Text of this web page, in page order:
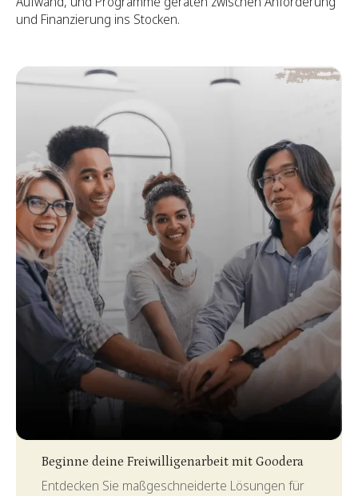
und Finanzierung ins Stocken.
Beginne deine Freiwilligenarbeit mit Goodera
Entdecken Sie maßgeschneiderte Lösungen für